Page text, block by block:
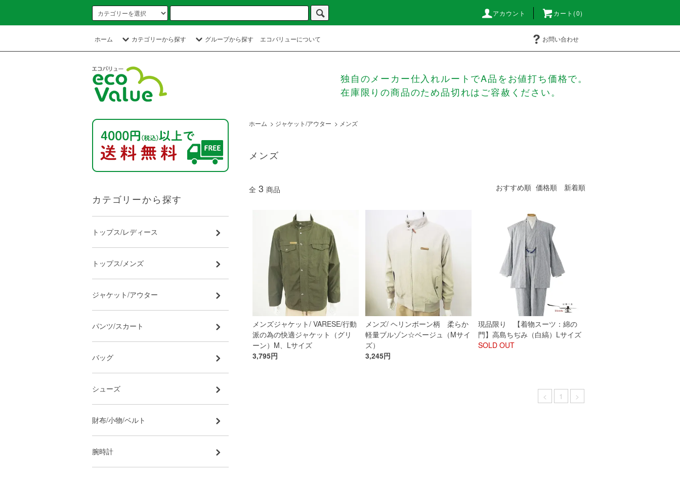
アカウント カート(0)
ホーム カテゴリーから探す グループから探す エコバリューについて お問い合わせ
独自のメーカー仕入れルートでA品をお値打ち価格で。
在庫限りの商品のため品切れはご容赦ください。
ホーム > ジャケット/アウター > メンズ
メンズ
全 3 商品 おすすめ順 価格順 新着順
メンズジャケット/ VARESE/行動
派の為の快適ジャケット（グリ
ーン）M、Lサイズ
3,795円
メンズ/ ヘリンボーン柄 柔らか
軽量ブルゾン☆ベージュ（Mサイ
ズ）
3,245円
現品限り 【着物スーツ：綿の
門】高島ちぢみ（白縞）Lサイズ
SOLD OUT
< 1 >
カテゴリーから探す
トップス/レディース
トップス/メンズ
ジャケット/アウター
パンツ/スカート
バッグ
シューズ
財布/小物/ベルト
腕時計